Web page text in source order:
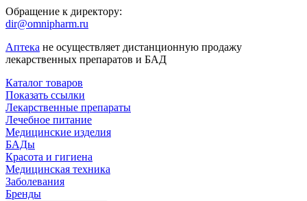
Обращение к директору:
dir@omnipharm.ru
Аптека не осуществляет дистанционную продажу
лекарственных препаратов и БАД
Каталог товаров
Показать ссылки
Лекарственные препараты
Лечебное питание
Медицинские изделия
БАДы
Красота и гигиена
Медицинская техника
Заболевания
Бренды